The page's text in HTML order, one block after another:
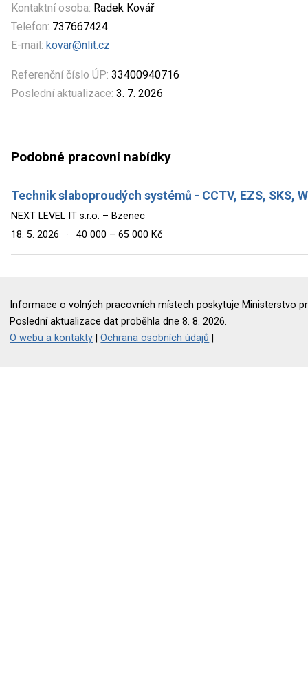
Kontaktní osoba: Radek Kovář
Telefon: 737667424
E-mail: kovar@nlit.cz
Referenční číslo ÚP: 33400940716
Poslední aktualizace: 3. 7. 2026
Podobné pracovní nabídky
Technik slaboproudých systémů - CCTV, EZS, SKS,
NEXT LEVEL IT s.r.o. – Bzenec
18. 5. 2026
· 40 000 – 65 000 Kč
Informace o volných pracovních místech poskytuje Ministerstvo
Poslední aktualizace dat proběhla dne 8. 8. 2026.
O webu a kontakty |Ochrana osobních údajů